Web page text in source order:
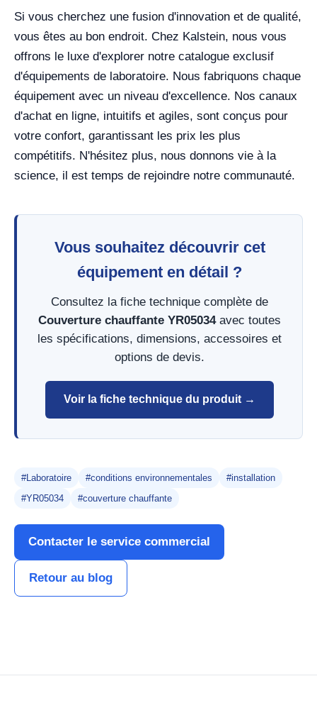
Si vous cherchez une fusion d'innovation et de qualité,
vous êtes au bon endroit. Chez Kalstein, nous vous
offrons le luxe d'explorer notre catalogue exclusif
d'équipements de laboratoire. Nous fabriquons chaque
équipement avec un niveau d'excellence. Nos canaux
d'achat en ligne, intuitifs et agiles, sont conçus pour
votre confort, garantissant les prix les plus
compétitifs. N'hésitez plus, nous donnons vie à la
science, il est temps de rejoindre notre communauté.
Vous souhaitez découvrir cet
équipement en détail ?
Consultez la fiche technique complète de
Couverture chauffante YR05034avec toutes
les spécifications, dimensions, accessoires et
options de devis.
Voir la fiche technique du produit →
#Laboratoire #conditions environnementales
#installation
#YR05034
#couverture chauffante
Contacter le service commercial
Retour au blog